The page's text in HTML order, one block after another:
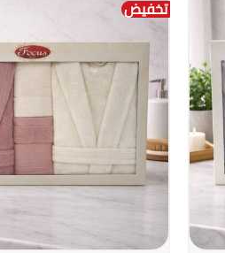
+
تخفيض